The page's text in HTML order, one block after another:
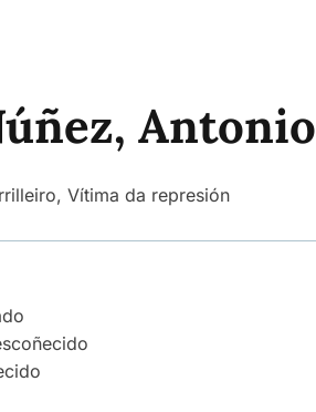
Antonio
, Vítima da represión